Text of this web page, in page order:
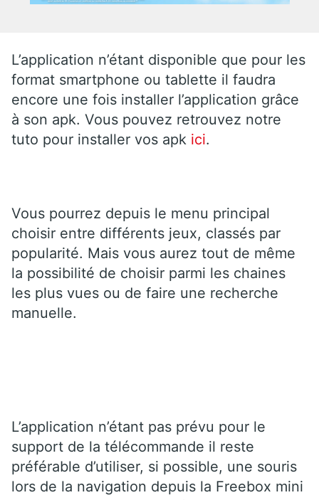
L’application n’étant disponible que pour les
format smartphone ou tablette il faudra
encore une fois installer l’application grâce
à son apk. Vous pouvez retrouvez notre
tuto pour installer vos apk ici.
Vous pourrez depuis le menu principal
choisir entre différents jeux, classés par
popularité. Mais vous aurez tout de même
la possibilité de choisir parmi les chaines
les plus vues ou de faire une recherche
manuelle.
L’application n’étant pas prévu pour le
support de la télécommande il reste
préférable d’utiliser, si possible, une souris
lors de la navigation depuis la Freebox mini